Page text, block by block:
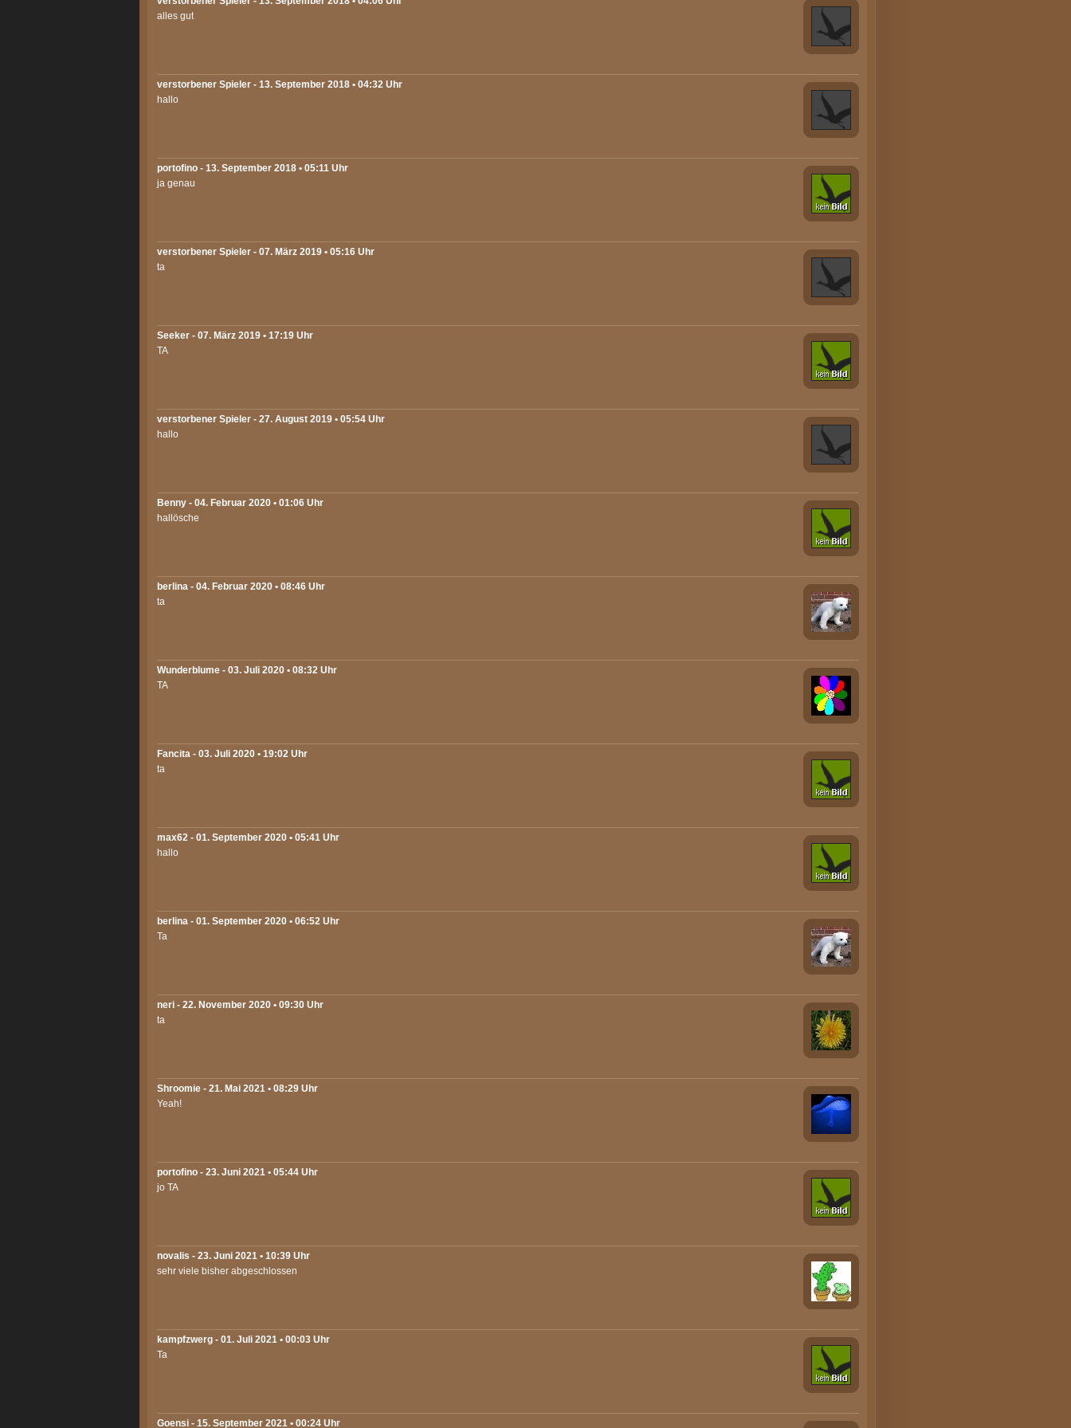
alles gut
verstorbener Spieler - 13. September 2018 • 04:32 Uhr
hallo
portofino - 13. September 2018 • 05:11 Uhr
ja genau
verstorbener Spieler - 07. März 2019 • 05:16 Uhr
ta
Seeker - 07. März 2019 • 17:19 Uhr
TA
verstorbener Spieler - 27. August 2019 • 05:54 Uhr
hallo
Benny - 04. Februar 2020 • 01:06 Uhr
hallösche
berlina - 04. Februar 2020 • 08:46 Uhr
ta
Wunderblume - 03. Juli 2020 • 08:32 Uhr
TA
Fancita - 03. Juli 2020 • 19:02 Uhr
ta
max62 - 01. September 2020 • 05:41 Uhr
hallo
berlina - 01. September 2020 • 06:52 Uhr
Ta
neri - 22. November 2020 • 09:30 Uhr
ta
Shroomie - 21. Mai 2021 • 08:29 Uhr
Yeah!
portofino - 23. Juni 2021 • 05:44 Uhr
jo TA
novalis - 23. Juni 2021 • 10:39 Uhr
sehr viele bisher abgeschlossen
kampfzwerg - 01. Juli 2021 • 00:03 Uhr
Ta
Goensi - 15. September 2021 • 00:24 Uhr